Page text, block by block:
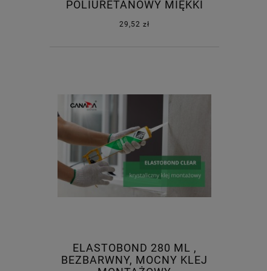
POLIURETANOWY MIĘKKI
29,52 zł
ELASTOBOND 280 ML ,
BEZBARWNY, MOCNY KLEJ